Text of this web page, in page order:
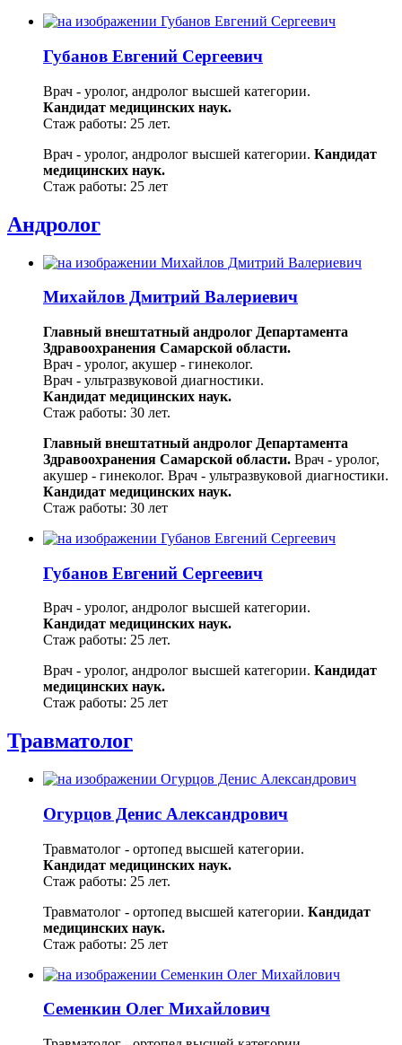
Губанов Евгений Сергеевич
Врач - уролог, андролог высшей категории.
Кандидат медицинских наук.
Стаж работы: 25 лет.
Врач - уролог, андролог высшей категории. Кандидат
медицинских наук.
Стаж работы: 25 лет
Андролог
Михайлов Дмитрий Валериевич
Главный внештатный андролог Департамента
Здравоохранения Самарской области.
Врач - уролог, акушер - гинеколог.
Врач - ультразвуковой диагностики.
Кандидат медицинских наук.
Стаж работы: 30 лет.
Главный внештатный андролог Департамента
Здравоохранения Самарской области. Врач - уролог,
акушер - гинеколог. Врач - ультразвуковой диагностики.
Кандидат медицинских наук.
Стаж работы: 30 лет
Губанов Евгений Сергеевич
Врач - уролог, андролог высшей категории.
Кандидат медицинских наук.
Стаж работы: 25 лет.
Врач - уролог, андролог высшей категории. Кандидат
медицинских наук.
Стаж работы: 25 лет
Травматолог
Огурцов Денис Александрович
Травматолог - ортопед высшей категории.
Кандидат медицинских наук.
Стаж работы: 25 лет.
Травматолог - ортопед высшей категории. Кандидат
медицинских наук.
Стаж работы: 25 лет
Семенкин Олег Михайлович